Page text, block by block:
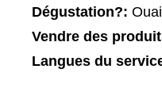
Dégustation?:
Vendre des
Langues du